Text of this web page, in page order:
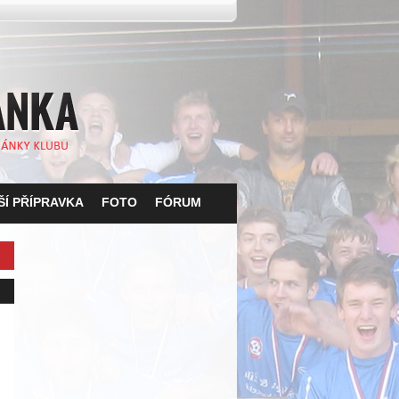
PŘÍPRAVKA FOTO FÓRUM